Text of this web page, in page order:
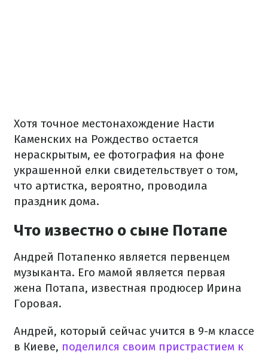
Хотя точное местонахождение Насти
Каменских на Рождество остается
нераскрытым, ее фотография на фоне
украшенной елки свидетельствует о том,
что артистка, вероятно, проводила
праздник дома.
Что известно о сыне Потапе
Андрей Потапенко является первенцем
музыканта. Его мамой является первая
жена Потапа, известная продюсер Ирина
Горовая.
Андрей, который сейчас учится в 9-м классе
в Киеве, поделился своим пристрастием к